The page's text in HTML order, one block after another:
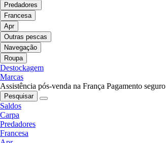
Predadores
Francesa
Apr
Outras pescas
Navegação
Roupa
Destockagem
Marcas
Assistência pós-venda na França Pagamento seguro
Pesquisar
Saldos
Carpa
Predadores
Francesa